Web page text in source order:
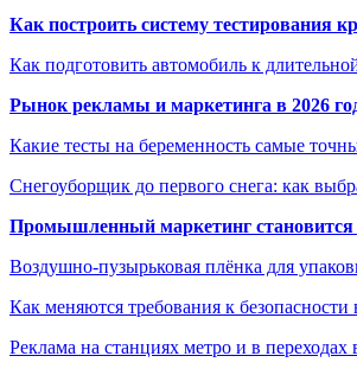
Как построить систему тестирования
Как подготовить автомобиль к
Рынок рекламы и маркетинга в 2026
Какие тесты на беременность самые
Снегоуборщик до первого снега: как
Промышленный маркетинг
Воздушно-пузырьковая плёнка для
Как меняются требования к
Реклама на станциях метро и в